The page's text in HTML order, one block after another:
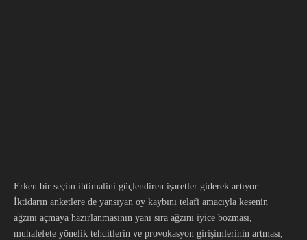
Erken bir seçim ihtimalini güçlendiren işaretler giderek artıyor.
İktidarın anketlere de yansıyan oy kaybını telafi amacıyla kesenin
ağzını açmaya hazırlanmasının yanı sıra ağzını iyice bozması,
muhalefete yönelik tehditlerin ve provokasyon girişimlerinin artması,